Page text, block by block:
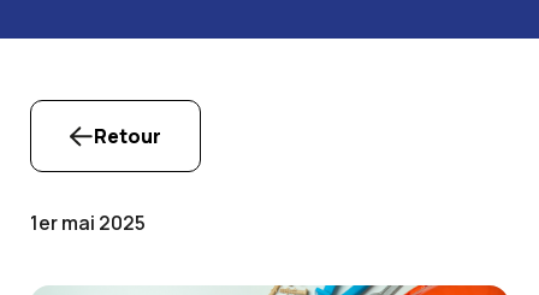
Retour
1er mai 2025